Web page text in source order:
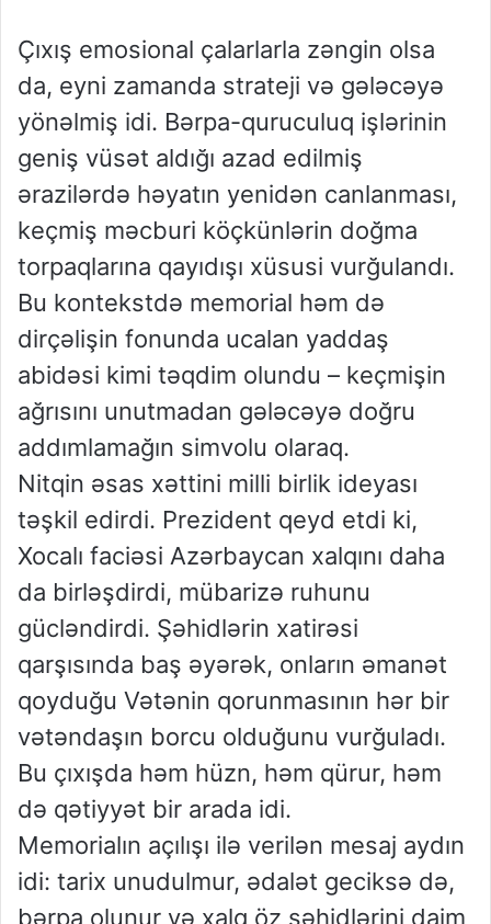
Çıxış emosional çalarlarla zəngin olsa
da, eyni zamanda strateji və gələcəyə
yönəlmiş idi. Bərpa-quruculuq işlərinin
geniş vüsət aldığı azad edilmiş
ərazilərdə həyatın yenidən canlanması,
keçmiş məcburi köçkünlərin doğma
torpaqlarına qayıdışı xüsusi vurğulandı.
Bu kontekstdə memorial həm də
dirçəlişin fonunda ucalan yaddaş
abidəsi kimi təqdim olundu – keçmişin
ağrısını unutmadan gələcəyə doğru
addımlamağın simvolu olaraq.
Nitqin əsas xəttini milli birlik ideyası
təşkil edirdi. Prezident qeyd etdi ki,
Xocalı faciəsi Azərbaycan xalqını daha
da birləşdirdi, mübarizə ruhunu
gücləndirdi. Şəhidlərin xatirəsi
qarşısında baş əyərək, onların əmanət
qoyduğu Vətənin qorunmasının hər bir
vətəndaşın borcu olduğunu vurğuladı.
Bu çıxışda həm hüzn, həm qürur, həm
də qətiyyət bir arada idi.
Memorialın açılışı ilə verilən mesaj aydın
idi: tarix unudulmur, ədalət geciksə də,
bərpa olunur və xalq öz şəhidlərini daim